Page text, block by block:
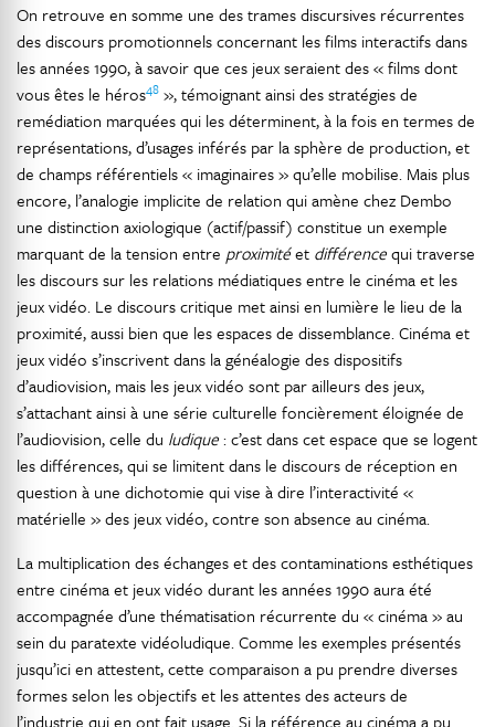
On retrouve en somme une des trames discursives récurrentes
des discours promotionnels concernant les films interactifs dans
les années 1990, à savoir que ces jeux seraient des « films dont
vous êtes le héros48 », témoignant ainsi des stratégies de
remédiation marquées qui les déterminent, à la fois en termes de
représentations, d’usages inférés par la sphère de production, et
de champs référentiels « imaginaires » qu’elle mobilise. Mais plus
encore, l’analogie implicite de relation qui amène chez Dembo
une distinction axiologique (actif/passif) constitue un exemple
marquant de la tension entre proximitéet différencequi traverse
les discours sur les relations médiatiques entre le cinéma et les
jeux vidéo. Le discours critique met ainsi en lumière le lieu de la
proximité, aussi bien que les espaces de dissemblance. Cinéma et
jeux vidéo s’inscrivent dans la généalogie des dispositifs
d’audiovision, mais les jeux vidéo sont par ailleurs des jeux,
s’attachant ainsi à une série culturelle foncièrement éloignée de
l’audiovision, celle du ludique: c’est dans cet espace que se logent
les différences, qui se limitent dans le discours de réception en
question à une dichotomie qui vise à dire l’interactivité «
matérielle » des jeux vidéo, contre son absence au cinéma.
La multiplication des échanges et des contaminations esthétiques
entre cinéma et jeux vidéo durant les années 1990 aura été
accompagnée d’une thématisation récurrente du « cinéma » au
sein du paratexte vidéoludique. Comme les exemples présentés
jusqu’ici en attestent, cette comparaison a pu prendre diverses
formes selon les objectifs et les attentes des acteurs de
l’industrie qui en ont fait usage. Si la référence au cinéma a pu